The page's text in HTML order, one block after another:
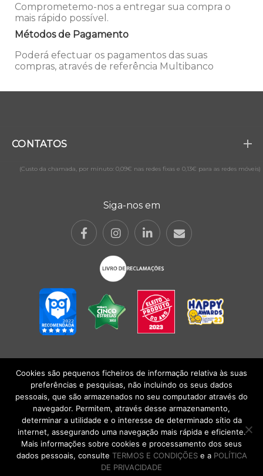
Comprometemo-nos a entregar sua compra o
mais rápido possível.
Métodos de Pagamento
Poderá efectuar os pagamentos das suas
compras, através de referência Multibanco
CONTATOS
(Custo da chamada, por minuto: 0,09€ nas redes fixas e 0,13€ para as redes móveis)
Siga-nos em
POLÍTICA DE PRIVACIDADE|TERMOS E CONDIÇÕESlCONDIÇÕES
GERAIS DE VENDA| Alberto Oculista, SA 2026. Todos os direitos reservados.
Cookies são pequenos ficheiros de informação relativa às suas
preferências e pesquisas, não incluindo os seus dados
pessoais, que são armazenados no seu computador através do
navegador. Permitem, através desse armazenamento,
determinar a utilidade e o interesse de determinado sítio da
internet, assegurando uma navegação mais rápida e eficiente.
Mais informações sobre cookies e processamento dos seus
dados pessoais, consulte TERMOS E CONDIÇÕESe a POLÍTICA
DE PRIVACIDADE